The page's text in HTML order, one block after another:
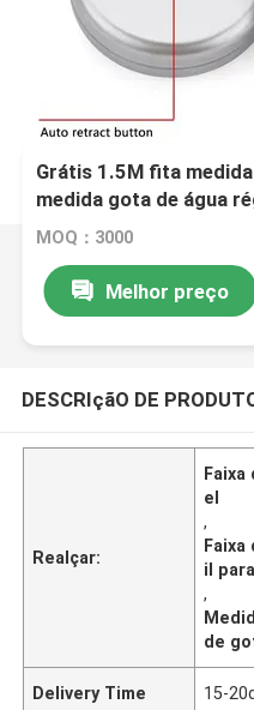
Grátis 1.5M fita
medida gota de água
automática retrátil do
MOQ：3000
Melhor preço
DESCRIçãO DE
Realçar:
Faixa
el
,
il
,
de
Delivery Time 15-